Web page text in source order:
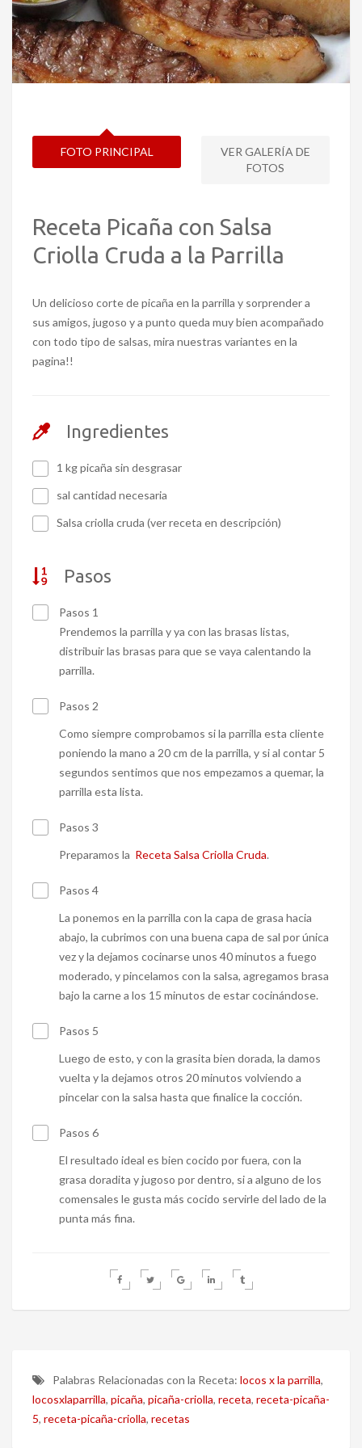
FOTO PRINCIPAL
VER GALERÍA DE
FOTOS
Receta Picaña con Salsa
Criolla Cruda a la Parrilla
Un delicioso corte de picaña en la parrilla y sorprender a
sus amigos, jugoso y a punto queda muy bien acompañado
con todo tipo de salsas, mira nuestras variantes en la
pagina!!
Ingredientes
1 kg picaña sin desgrasar
sal cantidad necesaria
Salsa criolla cruda (ver receta en descripción)
Pasos
Pasos 1
Prendemos la parrilla y ya con las brasas listas,
distribuir las brasas para que se vaya calentando la
parrilla.
Pasos 2
Como siempre comprobamos si la parrilla esta cliente
poniendo la mano a 20 cm de la parrilla, y si al contar 5
segundos sentimos que nos empezamos a quemar, la
parrilla esta lista.
Pasos 3
Preparamos la Receta Salsa Criolla Cruda.
Pasos 4
La ponemos en la parrilla con la capa de grasa hacia
abajo, la cubrimos con una buena capa de sal por única
vez y la dejamos cocinarse unos 40 minutos a fuego
moderado, y pincelamos con la salsa, agregamos brasa
bajo la carne a los 15 minutos de estar cocinándose.
Pasos 5
Luego de esto, y con la grasita bien dorada, la damos
vuelta y la dejamos otros 20 minutos volviendo a
pincelar con la salsa hasta que finalice la cocción.
Pasos 6
El resultado ideal es bien cocido por fuera, con la
grasa doradita y jugoso por dentro, si a alguno de los
comensales le gusta más cocido servirle del lado de la
punta más fina.
Palabras Relacionadas con la Receta: locos x la parrilla,
locosxlaparrilla, picaña, picaña-criolla, receta, receta-picaña-
5, receta-picaña-criolla, recetas